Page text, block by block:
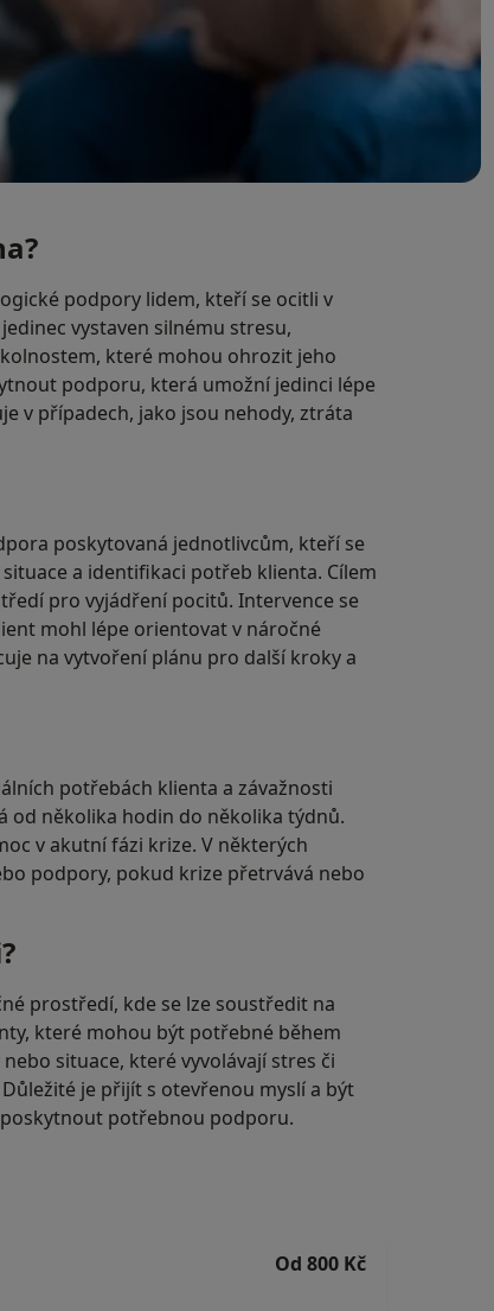
podpory lidem, kteří se ocitli v
vystaven silnému stresu,
které mohou ohrozit jeho
podporu, která umožní jedinci lépe
v případech, jako jsou nehody, ztráta
poskytovaná jednotlivcům, kteří se
a identifikaci potřeb klienta. Cílem
pro vyjádření pocitů. Intervence se
mohl lépe orientovat v náročné
na vytvoření plánu pro další kroky a
potřebách klienta a závažnosti
od několika hodin do několika týdnů.
v akutní fázi krize. V některých
podpory, pokud krize přetrvává nebo
prostředí, kde se lze soustředit na
které mohou být potřebné během
situace, které vyvolávají stres či
je přijít s otevřenou myslí a být
potřebnou podporu.
Od 800 Kč